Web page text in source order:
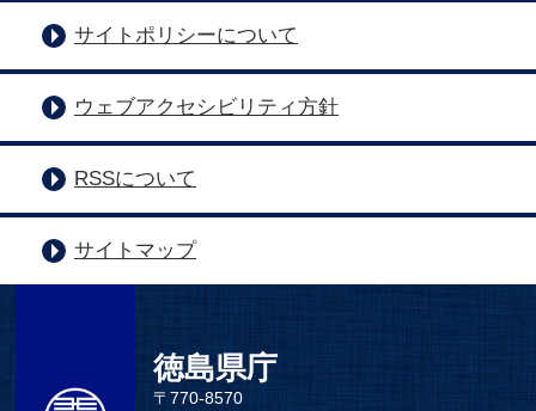
サイトポリシーについて
ウェブアクセシビリティ方針
RSSについて
サイトマップ
徳島県庁
〒770-8570